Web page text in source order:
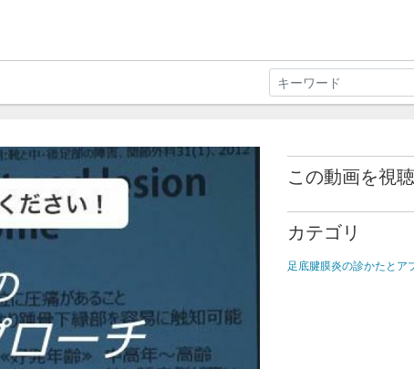
この動画を視
カテゴリ
足底腱膜炎の診かたとア